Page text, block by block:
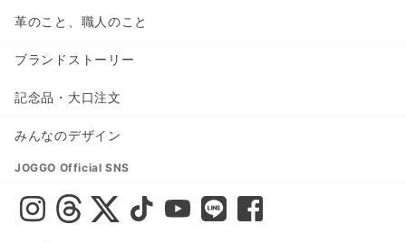
革のこと、職人のこと
ブランドストーリー
記念品・大口注文
みんなのデザイン
JOGGO Official SNS